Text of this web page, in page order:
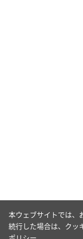
本ウェブサイトでは、
続行した場合は、クッ